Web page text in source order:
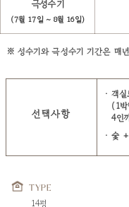
극성수기
(7월 17일 ~ 8월 16일)
※ 성수기와 극성수기 기간은 매
선택사항
객
(1
4인
숯
TYPE
14평